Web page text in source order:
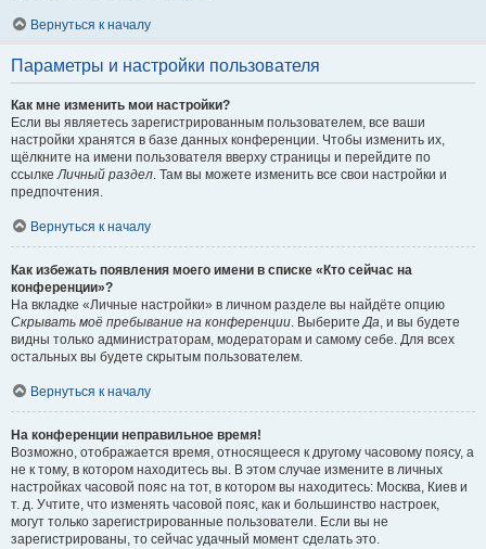
Вернуться к началу
Параметры и настройки пользователя
Как мне изменить мои настройки?
Если вы являетесь зарегистрированным пользователем, все ваши
настройки хранятся в базе данных конференции. Чтобы изменить их,
щёлкните на имени пользователя вверху страницы и перейдите по
ссылкеЛичный раздел. Там вы можете изменить все свои настройки и
предпочтения.
Вернуться к началу
Как избежать появления моего имени в списке «Кто сейчас на
конференции»?
На вкладке «Личные настройки» в личном разделе вы найдёте опцию
Скрывать моё пребывание на конференции. ВыберитеДа, и вы будете
видны только администраторам, модераторам и самому себе. Для всех
остальных вы будете скрытым пользователем.
Вернуться к началу
На конференции неправильное время!
Возможно, отображается время, относящееся к другому часовому поясу, а
не к тому, в котором находитесь вы. В этом случае измените в личных
настройках часовой пояс на тот, в котором вы находитесь: Москва, Киев и
т. д. Учтите, что изменять часовой пояс, как и большинство настроек,
могут только зарегистрированные пользователи. Если вы не
зарегистрированы, то сейчас удачный момент сделать это.